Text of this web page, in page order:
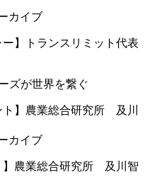
カイブ
ー】トランスリミット代表
ズが世界を繋ぐ
カイブ
】農業総合研究所 及川智